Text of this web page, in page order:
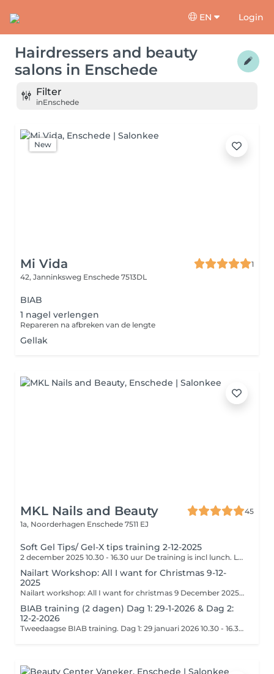
EN Login
Hairdressers and beauty
salons in Enschede
Filter
inEnschede
New
Mi Vida
1
42, Janninksweg Enschede 7513DL
BIAB
1 nagel verlengen
Repareren na afbreken van de lengte
Gellak
MKL Nails and Beauty
45
1a, Noorderhagen Enschede 7511 EJ
Soft Gel Tips/ Gel-X tips training 2-12-2025
2 december 2025 10.30 - 16.30 uur De training is incl lunch. Let op! Het lesgeld dient uiterlijk 5 dagen na de boeking, volledig op de rekening van MKL Nails and Beauty te staan om de boeking definitief te maken. NL35 ABNA 0120 7583 34 T.n.v. MKL Nails Vergeet bij opmerkingen niet om de naam van de training en de naam van de cursist te vermelden. Voor meer info check onze website https://www.mkl-nails.nl/courses
Nailart Workshop: All I want for Christmas 9-12-
2025
Nailart workshop: All I want for christmas 9 December 2025 13.00 - 16.30 uur. Workshop is incl. drinken en wat lekkers. Let op! Het lesgeld dient uiterlijk 5 dagen na de boeking, volledig op de rekening van MKL Nails and Beauty te staan om de boeking definitief te maken. NL35 ABNA 0120 7583 34 T.n.v. MKL Nails Vergeet bij opmerkingen niet om de naam van de workshop en de naam van de cursist te vermelden.
BIAB training (2 dagen) Dag 1: 29-1-2026 & Dag 2:
12-2-2026
Tweedaagse BIAB training. Dag 1: 29 januari 2026 10.30 - 16.30 uur (model ZONDER product op de nagels) Dag 2: 12 februari 2026 10.30 - 16.30 uur (model MET uitgroei BIAB op de nagels) Training is incl. lunch. Let op! Het lesgeld dient uiterlijk 5 dagen na de boeking, volledig op de rekening van MKL Nails and Beauty te staan om de boeking definitief te maken. NL35 ABNA 0120 7583 34 T.n.v. MKL Nails Vergeet bij opmerkingen niet om de naam van de training en de naam van de cursist te vermelden. Voor meer info check onze website https://www.mkl-nails.nl/courses